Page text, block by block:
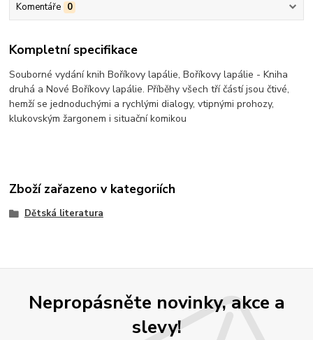
Komentáře 0
Kompletní specifikace
Souborné vydání knih Boříkovy lapálie, Boříkovy lapálie - Kniha
druhá a Nové Boříkovy lapálie. Příběhy všech tří částí jsou čtivé,
hemží se jednoduchými a rychlými dialogy, vtipnými prohozy,
klukovským žargonem i situační komikou
Zboží zařazeno v kategoriích
Dětská literatura
Nepropásněte novinky, akce a
slevy!